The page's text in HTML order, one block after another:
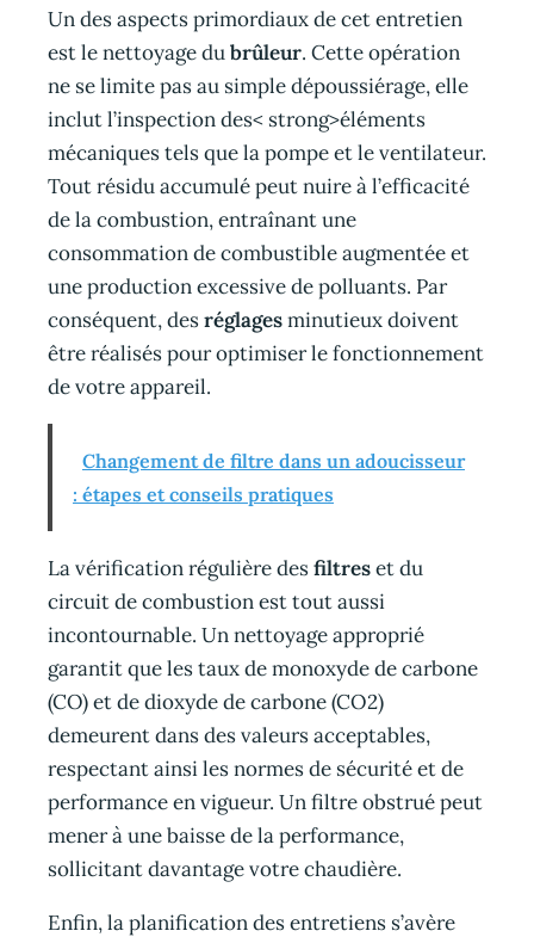
Un des aspects primordiaux de cet entretien
est le nettoyage dubrûleur. Cette opération
ne se limite pas au simple dépoussiérage, elle
inclut l’inspection des< strong>éléments
mécaniques tels que la pompe et le ventilateur.
Tout résidu accumulé peut nuire à l’efficacité
de la combustion, entraînant une
consommation de combustible augmentée et
une production excessive de polluants. Par
conséquent, desréglagesminutieux doivent
être réalisés pour optimiser le fonctionnement
de votre appareil.
Changement de filtre dans un adoucisseur
: étapes et conseils pratiques
La vérification régulière desfiltreset du
circuit de combustion est tout aussi
incontournable. Un nettoyage approprié
garantit que les taux de monoxyde de carbone
(CO) et de dioxyde de carbone (CO2)
demeurent dans des valeurs acceptables,
respectant ainsi les normes de sécurité et de
performance en vigueur. Un filtre obstrué peut
mener à une baisse de la performance,
sollicitant davantage votre chaudière.
Enfin, la planification des entretiens s’avère